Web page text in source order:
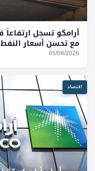
مع تحسن أسعار النفط
05/08/2026
اقتصاد